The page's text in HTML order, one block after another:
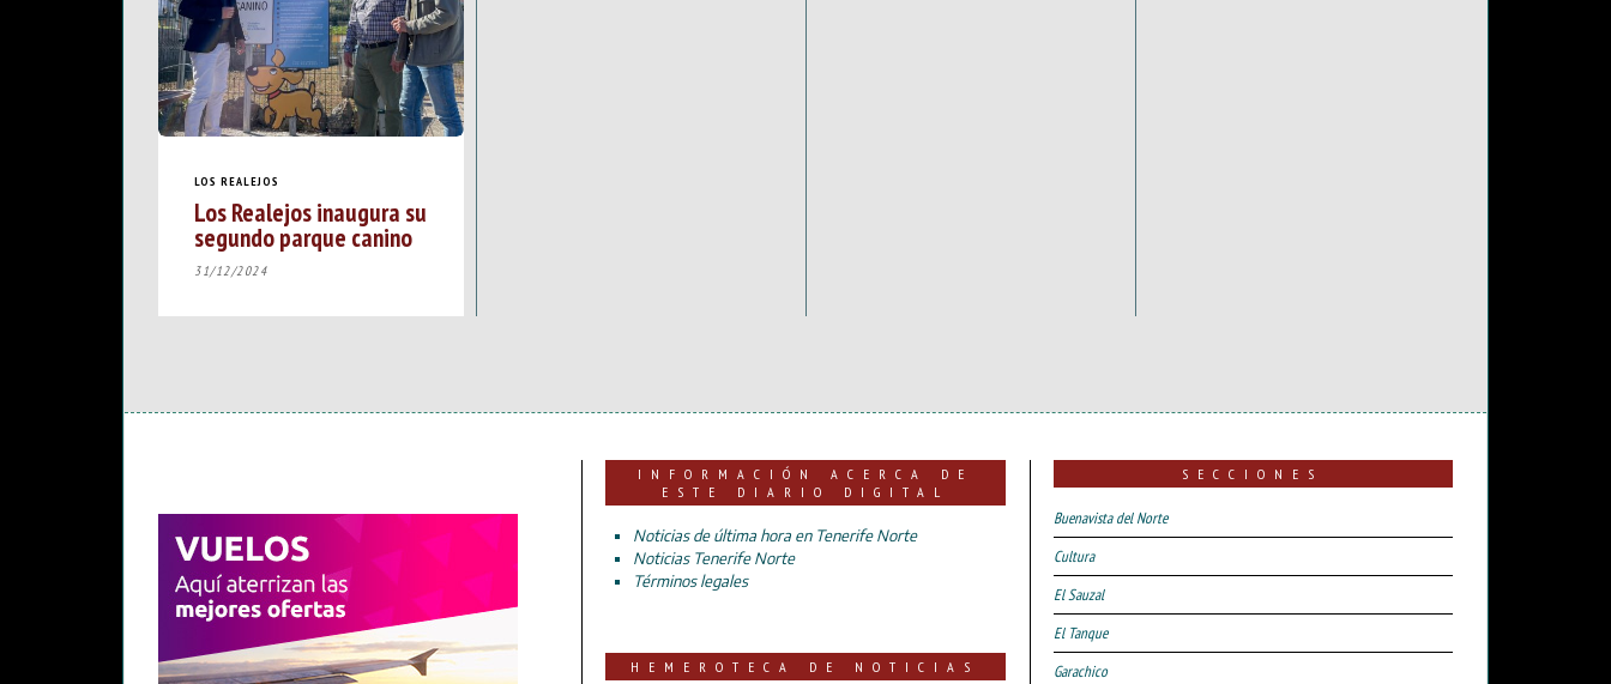
LOS REALEJOS
Los Realejos inaugura su
segundo parque canino
31/12/2024
INFORMACIÓN ACERCA DE
ESTE DIARIO DIGITAL
Noticias de última hora en Tenerife Norte
Noticias Tenerife Norte
Términos legales
HEMEROTECA DE NOTICIAS
SECCIONES
Buenavista del Norte
Cultura
El Sauzal
El Tanque
Garachico